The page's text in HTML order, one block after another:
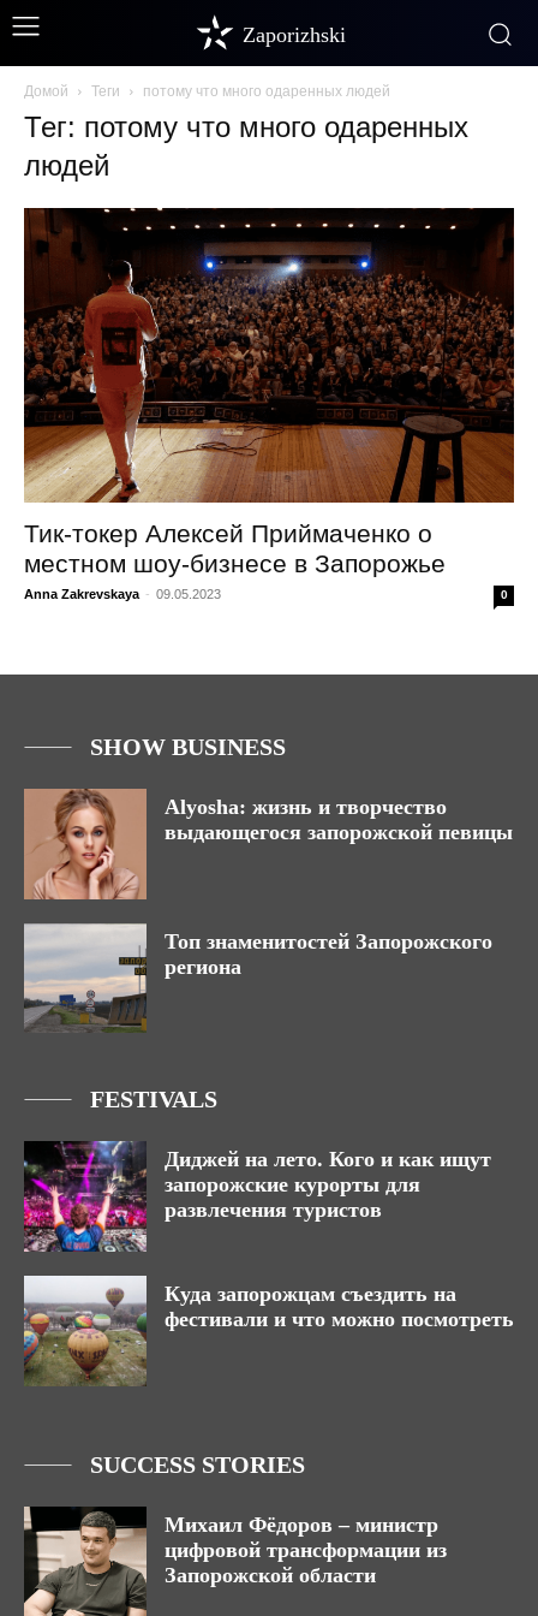
Zaporizhski
Домой Теги потому что много одаренных людей
Тег: потому что много одаренных
людей
Тик-токер Алексей Приймаченко о
местном шоу-бизнесе в Запорожье
Anna Zakrevskaya - 09.05.2023 0
SHOW BUSINESS
Alyosha: жизнь и творчество
выдающегося запорожской певицы
Топ знаменитостей Запорожского
региона
FESTIVALS
Диджей на лето. Кого и как ищут
запорожские курорты для
развлечения туристов
Куда запорожцам съездить на
фестивали и что можно посмотреть
SUCCESS STORIES
Михаил Фёдоров – министр
цифровой трансформации из
Запорожской области